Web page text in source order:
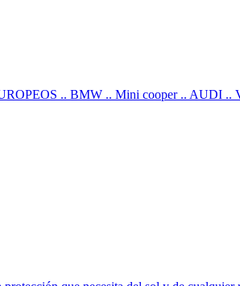
.. BMW .. Mini cooper .. AUDI ..